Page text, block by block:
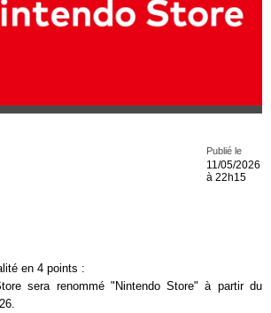
Publié le
11/05/2026
à 22h15
en 4 points :
sera renommé "Nintendo Store" à partir du